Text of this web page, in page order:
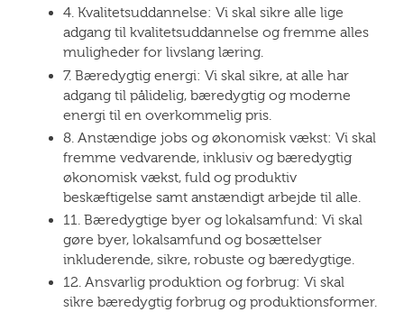
4. Kvalitetsuddannelse: Vi skal sikre alle lige
adgang til kvalitetsuddannelse og fremme alles
muligheder for livslang læring.
7. Bæredygtig energi: Vi skal sikre, at alle har
adgang til pålidelig, bæredygtig og moderne
energi til en overkommelig pris.
8. Anstændige jobs og økonomisk vækst: Vi skal
fremme vedvarende, inklusiv og bæredygtig
økonomisk vækst, fuld og produktiv
beskæftigelse samt anstændigt arbejde til alle.
11. Bæredygtige byer og lokalsamfund: Vi skal
gøre byer, lokalsamfund og bosættelser
inkluderende, sikre, robuste og bæredygtige.
12. Ansvarlig produktion og forbrug: Vi skal
sikre bæredygtig forbrug og produktionsformer.